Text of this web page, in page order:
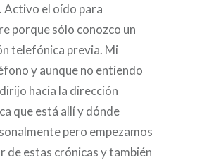
Activo el oído para
porque sólo conozco un
telefónica previa. Mi
y aunque no entiendo
hacia la dirección
que está allí y dónde
pero empezamos
de estas crónicas y también